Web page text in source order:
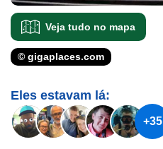
Veja tudo no mapa
© gigaplaces.com
Eles estavam lá:
+35